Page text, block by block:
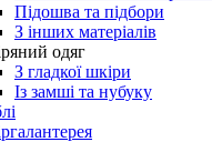
Підошва та підбори
З інших матеріалів
одяг
З гладкої шкіри
Із замші та нубуку